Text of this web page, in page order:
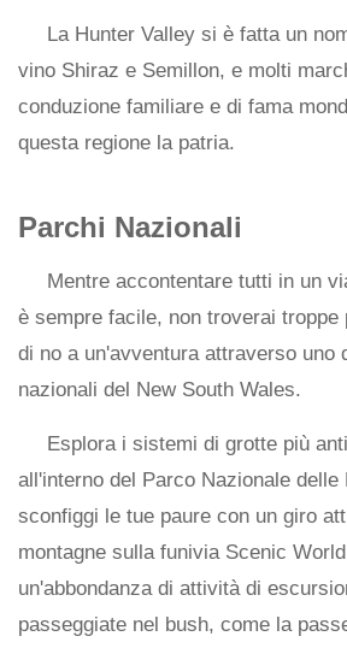
La Hunter Valley si è fatta un
vino Shiraz e Semillon, e molti
conduzione familiare e di fama
questa regione la patria.
Parchi Nazionali
Mentre accontentare tutti in un
è sempre facile, non troverai troppe
di no a un'avventura attraverso uno
nazionali del New South Wales.
Esplora i sistemi di grotte più
all'interno del Parco Nazionale delle
sconfiggi le tue paure con un giro
montagne sulla funivia Scenic
un'abbondanza di attività di
passeggiate nel bush, come la